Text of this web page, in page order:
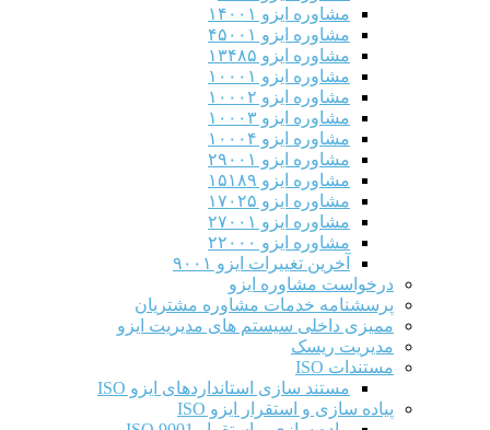
مشاوره ایزو ۱۴۰۰۱
مشاوره ایزو ۴۵۰۰۱
مشاوره ایزو ۱۳۴۸۵
مشاوره ایزو ۱۰۰۰۱
مشاوره ایزو ۱۰۰۰۲
مشاوره ایزو ۱۰۰۰۳
مشاوره ایزو ۱۰۰۰۴
مشاوره ایزو ۲۹۰۰۱
مشاوره ایزو ۱۵۱۸۹
مشاوره ایزو ۱۷۰۲۵
مشاوره ایزو ۲۷۰۰۱
مشاوره ایزو ۲۲۰۰۰
آخرین تغییرات ایزو ۹۰۰۱
درخواست مشاوره ایزو
پرسشنامه خدمات مشاوره مشتریان
ممیزی داخلی سیستم های مدیریت ایزو
مدیریت ریسک
مستندات ISO
مستند سازی استانداردهای ایزو ISO
پیاده سازی و استقرار ایزو ISO